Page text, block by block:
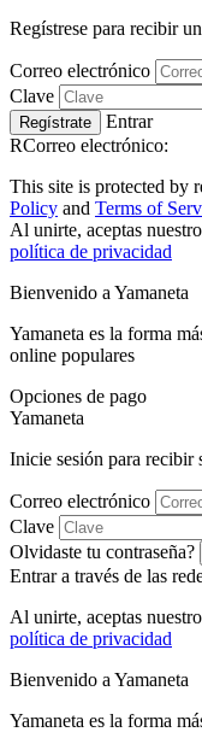
Regístrese para recibir
Correo electrónico
Clave
Regístrate
Entrar
RCorreo electrónico:
This site is protected by
Policy and Terms of
Al unirte, aceptas nuestro
política de privacidad
Bienvenido a Yamaneta
Yamaneta es la forma
online populares
Opciones de pago
Yamaneta
Inicie sesión para recibir
Correo electrónico
Clave
Olvidaste tu contraseña?
Entrar a través de las
Al unirte, aceptas nuestro
política de privacidad
Bienvenido a Yamaneta
Yamaneta es la forma